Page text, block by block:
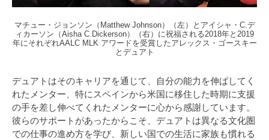
マチュー・ジョンソン（Matthew Johnson）（左）とアイシャ・C.デ
ィカーソン（Aisha C.Dickerson）（右）に祝福される2018年と2019
年にそれぞれAALC MLK アワードを受賞したアレックス・ゴースキー
とデュアト
デュアトはそのキャリアを通じて、自分の能力を伸ばしてく
れたメンター、特にスペインから米国に移住した時期に支援
の手を差し伸べてくれたメンターに心から感謝しています。
彼らのサポートがあったからこそ、デュアトは異なる文化圏
での仕事の進め方を学び、新しい国での生活に家族も慣れる